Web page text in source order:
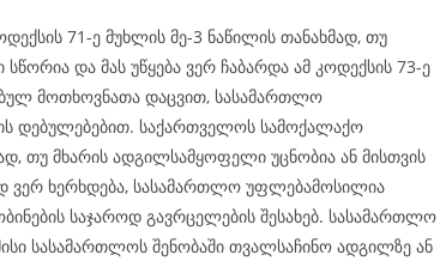
71-ე მუხლის მე-3 ნაწილის თანახმად, თუ
და მას უწყება ვერ ჩაბარდა ამ კოდექსის 73-ე
მოთხოვნათა დაცვით, სასამართლო
დებულებებით. საქართველოს სამოქალაქო
თუ მხარის ადგილსამყოფელი უცნობია ან მისთვის
ვერ ხერხდება, სასამართლო უფლებამოსილია
საჯაროდ გავრცელების შესახებ. სასამართლო
სასამართლოს შენობაში თვალსაჩინო ადგილზე ან